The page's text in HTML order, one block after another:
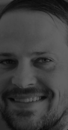
.linkedin.com
1 Tsg
Wird verwendet,
Analysen für eine